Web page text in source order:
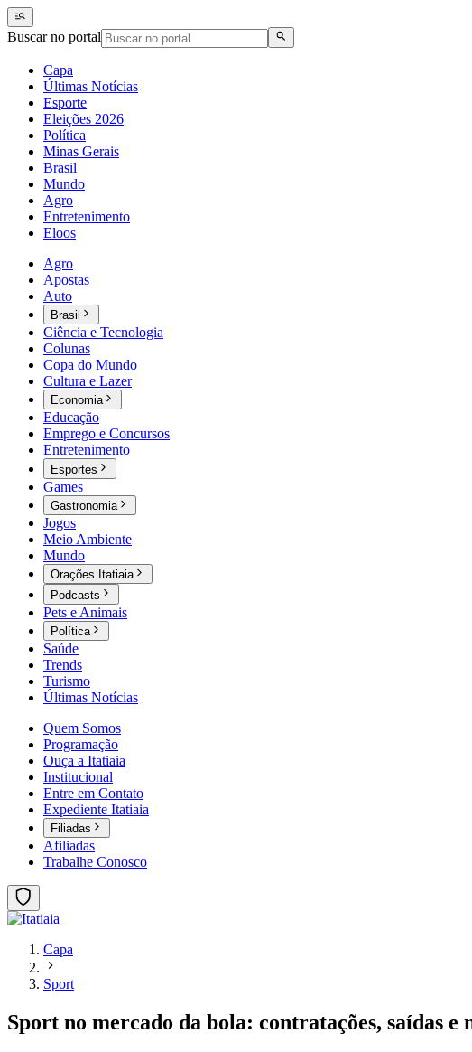
Buscar no portal
Capa
Últimas Notícias
Esporte
Eleições 2026
Política
Minas Gerais
Brasil
Mundo
Agro
Entretenimento
Eloos
Agro
Apostas
Auto
Brasil
Ciência e Tecnologia
Colunas
Copa do Mundo
Cultura e Lazer
Economia
Educação
Emprego e Concursos
Entretenimento
Esportes
Games
Gastronomia
Jogos
Meio Ambiente
Mundo
Orações Itatiaia
Podcasts
Pets e Animais
Política
Saúde
Trends
Turismo
Últimas Notícias
Quem Somos
Programação
Ouça a Itatiaia
Institucional
Entre em Contato
Expediente Itatiaia
Filiadas
Afiliadas
Trabalhe Conosco
Capa
Sport
Sport no mercado da bola: contratações, saídas e